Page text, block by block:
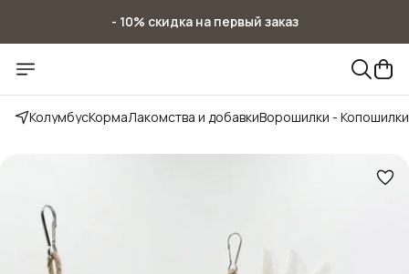
КолумбусКормаЛакомства и добавкиВорошилки - Копошилки